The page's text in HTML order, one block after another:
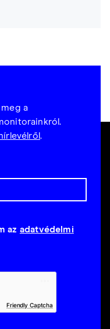
a
.
az adatvédelmi
Friendly Captcha